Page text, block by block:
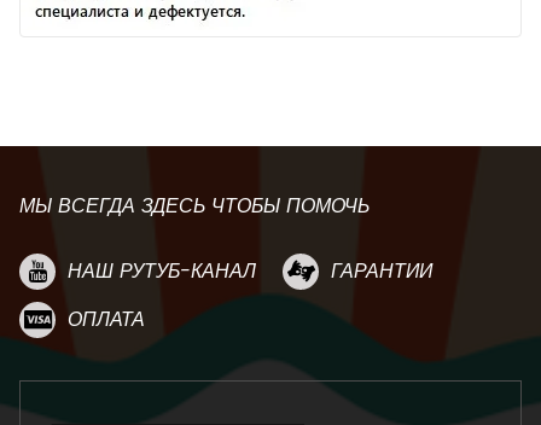
МЫ ВСЕГДА ЗДЕСЬ ЧТОБЫ ПОМОЧЬ
НАШ РУТУБ-КАНАЛ
ГАРАНТИИ
ОПЛАТА